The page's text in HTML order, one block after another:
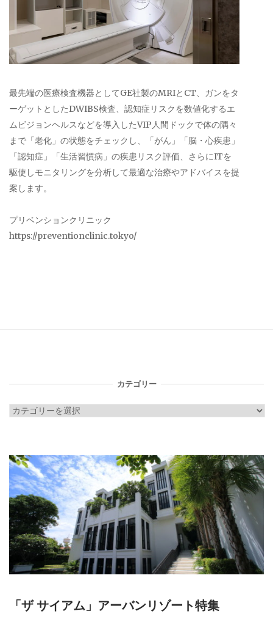
最先端の医療検査機器としてGE社製のMRIとCT、ガンをタ
ーゲットとしたDWIBS検査、認知症リスクを数値化するエ
ムビジョンヘルスなどを導入したVIP人間ドックで体の隅々
まで「老化」の状態をチェックし、「がん」「脳・心疾患」
「認知症」「生活習慣病」の疾患リスク評価、さらにITを
駆使しモニタリングを分析して最適な治療やアドバイスを提
案します。
プリベンションクリニック
https://preventionclinic.tokyo/
カテゴリー
カ
リ
ー
「ザ サイアム」アーバンリゾート特集